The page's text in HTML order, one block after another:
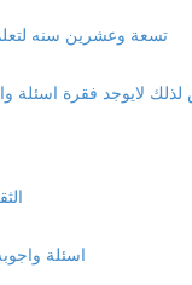
تسعة وعشرين سنه لتعلم
لذلك لايوجد فقرة اسئلة
اسئلة واجوبه